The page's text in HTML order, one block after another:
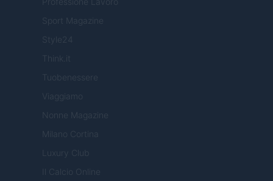
Sport Magazine
Style24
Think.it
Tuobenessere
Viaggiamo
Nonne Magazine
Milano Cortina
Luxury Club
Il Calcio Online